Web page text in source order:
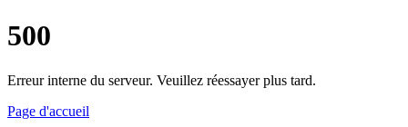
500
Erreur interne du serveur. Veuillez réessayer plus tard.
Page d'accueil